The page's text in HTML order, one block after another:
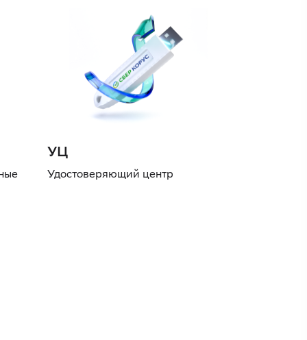
УЦ
Удостоверяющий центр